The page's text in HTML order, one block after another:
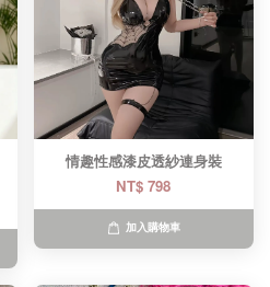
情趣性感漆皮透紗連身裝
NT$ 798
加入購物車